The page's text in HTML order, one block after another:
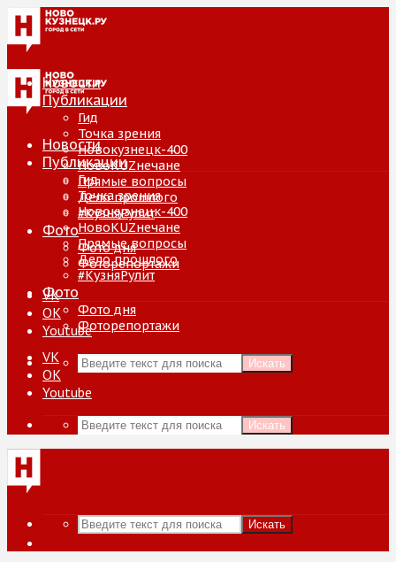
Новости
Публикации
Гид
Точка зрения
Новокузнецк-400
НовоKUZнечане
Прямые вопросы
Дело прошлого
#КузняРулит
Фото
Фото дня
Фоторепортажи
VK
ОК
Youtube
Искать
Новости
Публикации
Гид
Точка зрения
Новокузнецк-400
НовоKUZнечане
Прямые вопросы
Дело прошлого
#КузняРулит
Фото
Фото дня
Фоторепортажи
VK
ОК
Youtube
Искать
Искать